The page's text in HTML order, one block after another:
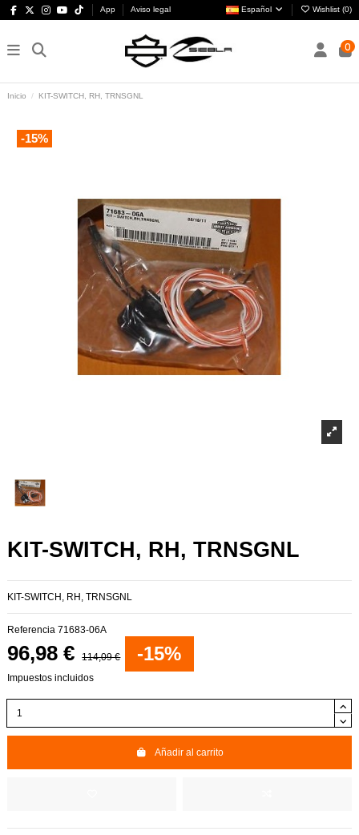
App Aviso legal Español Wishlist (0)
0
Inicio KIT-SWITCH, RH, TRNSGNL
-15%
KIT-SWITCH, RH, TRNSGNL
KIT-SWITCH, RH, TRNSGNL
Referencia 71683-06A
96,98 € 114,09 € -15%
Impuestos incluidos
Añadir al carrito